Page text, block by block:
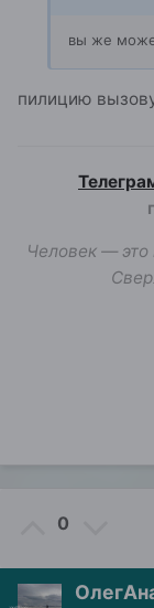
вы же
пилицию
Человек —
0